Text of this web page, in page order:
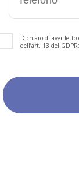
Dichiaro di aver letto
dell’art. 13 del GDPR;